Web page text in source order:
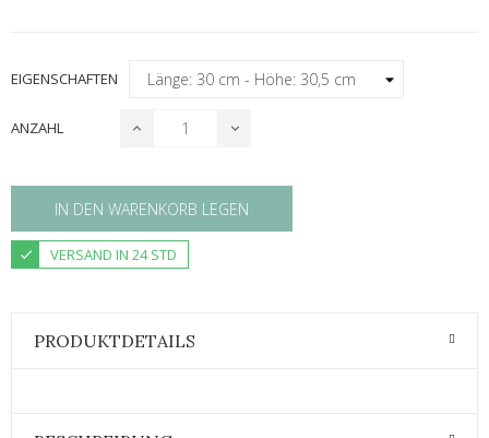
EIGENSCHAFTEN
ANZAHL
IN DEN WARENKORB LEGEN
VERSAND IN 24 STD
PRODUKTDETAILS